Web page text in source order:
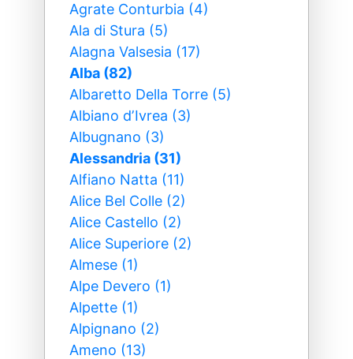
Agrate Conturbia (4)
Ala di Stura (5)
Alagna Valsesia (17)
Alba (82)
Albaretto Della Torre (5)
Albiano dʼIvrea (3)
Albugnano (3)
Alessandria (31)
Alfiano Natta (11)
Alice Bel Colle (2)
Alice Castello (2)
Alice Superiore (2)
Almese (1)
Alpe Devero (1)
Alpette (1)
Alpignano (2)
Ameno (13)